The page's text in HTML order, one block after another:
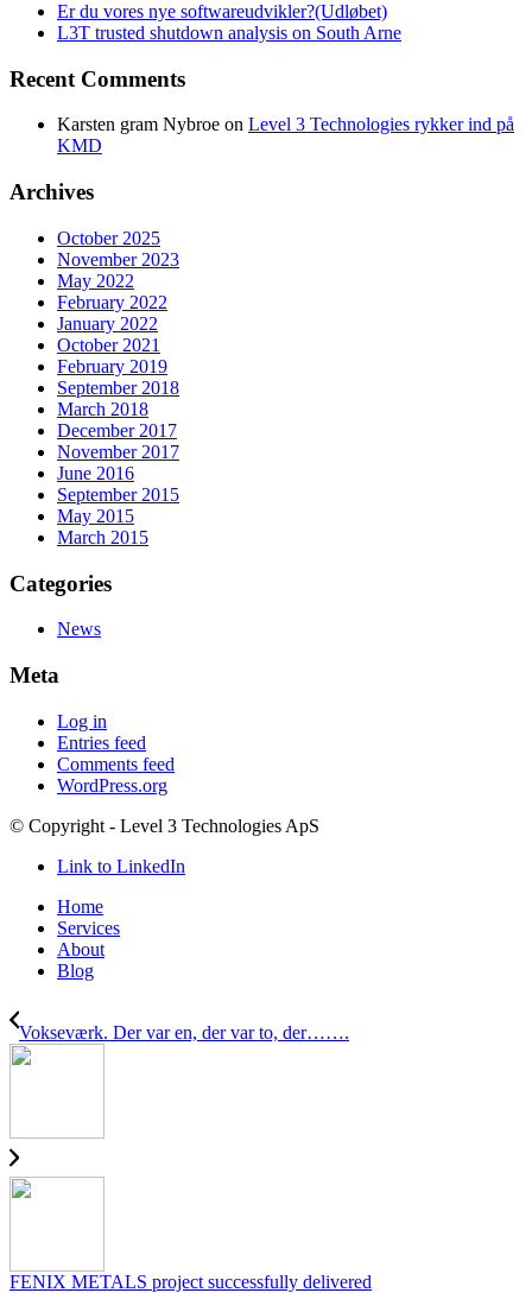
Er du vores nye softwareudvikler?(Udløbet)
L3T trusted shutdown analysis on South Arne
Recent Comments
Karsten gram Nybroe on Level 3 Technologies rykker ind på
KMD
Archives
October 2025
November 2023
May 2022
February 2022
January 2022
October 2021
February 2019
September 2018
March 2018
December 2017
November 2017
June 2016
September 2015
May 2015
March 2015
Categories
News
Meta
Log in
Entries feed
Comments feed
WordPress.org
© Copyright - Level 3 Technologies ApS
Link to LinkedIn
Home
Services
About
Blog
Vokseværk. Der var en, der var to, der…….
FENIX METALS project successfully delivered